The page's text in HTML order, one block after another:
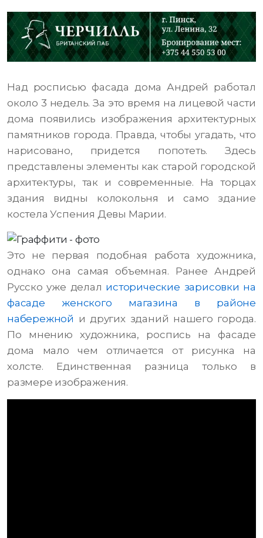
Над росписью фасада дома Андрей работал
около 3 недель. За это время на лицевой части
дома появились изображения архитектурных
памятников города. Правда, чтобы угадать, что
нарисовано, придется попотеть. Здесь
представлены элементы как старой городской
архитектуры, так и современные. На торцах
здания видны колокольня и само здание
костела Успения Девы Марии.
Это не первая подобная работа художника,
однако она самая объемная. Ранее Андрей
Русско уже делал исторические зарисовки на
фасаде женского магазина в районе
набережной и других зданий нашего города.
По мнению художника, роспись на фасаде
дома мало чем отличается от рисунка на
холсте. Единственная разница только в
размере изображения.